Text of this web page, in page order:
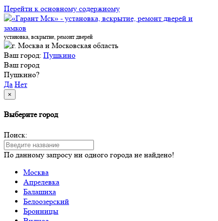
Перейти к основному содержиому
установка, вскрытие, ремонт дверей
Ваш город: Пушкино
Ваш город
Пушкино?
Да Нет
×
Выберите город
Поиск:
По данному запросу ни одного города не найдено!
Москва
Апрелевка
Балашиха
Белоозерский
Бронницы